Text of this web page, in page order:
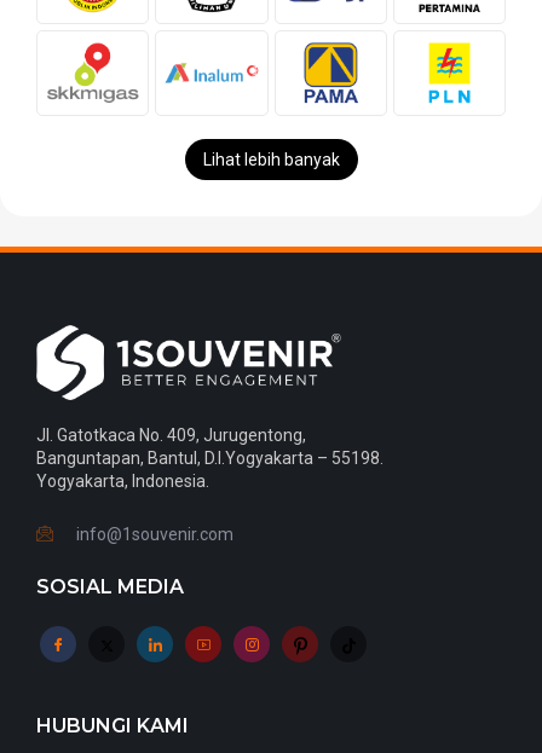
Lihat lebih banyak
Jl. Gatotkaca No. 409, Jurugentong,
Banguntapan, Bantul, D.I.Yogyakarta – 55198.
Yogyakarta, Indonesia.
info@1souvenir.com
SOSIAL MEDIA
HUBUNGI KAMI